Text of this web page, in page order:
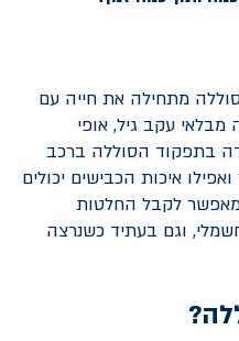
מתחילה את חייה עם
מבלאי עקב גיל, אופי
בתפקוד הסוללה ברכב
איכות הכבישים יכולים
לקבל החלטות
וגם בעתיד כשנרצה